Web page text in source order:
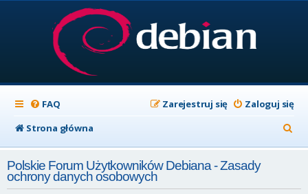
FAQ Zaloguj się
Zarejestruj się
Strona główna
z
k
Polskie Forum Użytkowników Debiana - Zasady
ochrony danych osobowych